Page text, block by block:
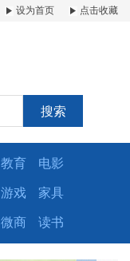
设为首页 点击收藏
搜索
教育 电影
游戏 家具
微商 读书